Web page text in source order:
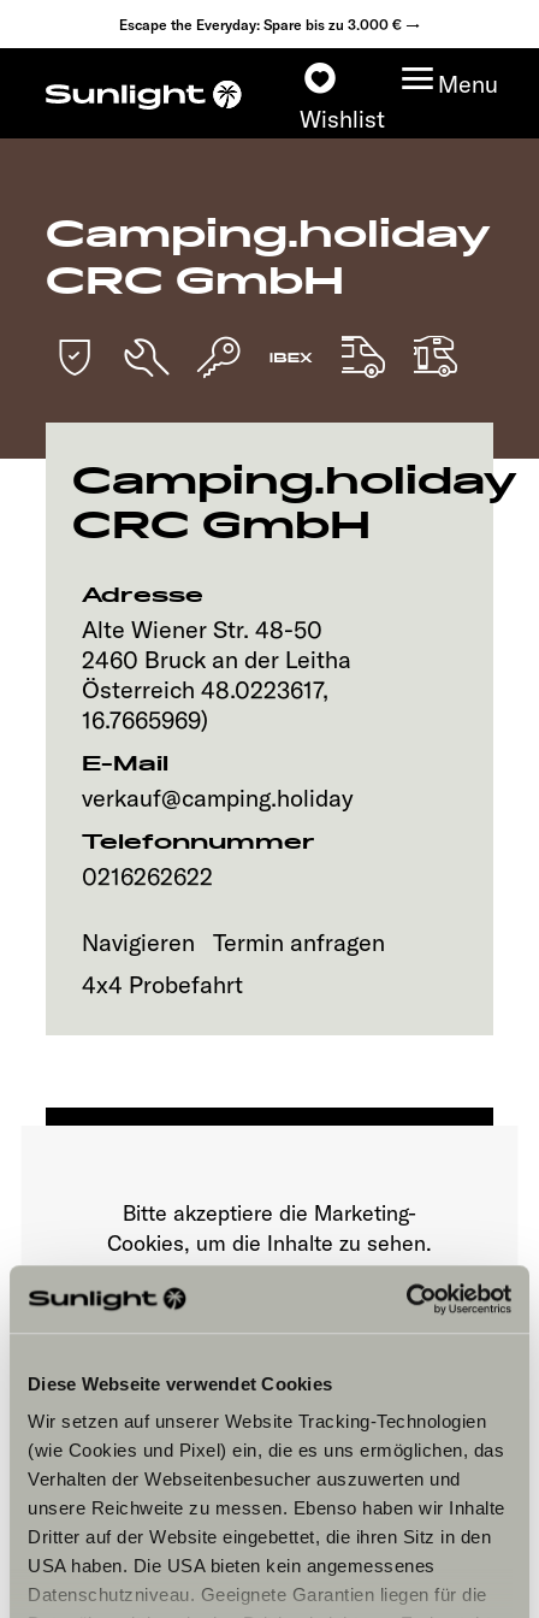
Diese Webseite verwendet Cookies
Wir setzen auf unserer Website Tracking-Technologien
(wie Cookies und Pixel) ein, die es uns ermöglichen, das
Verhalten der Webseitenbesucher auszuwerten und
unsere Reichweite zu messen. Ebenso haben wir Inhalte
Dritter auf der Website eingebettet, die ihren Sitz in den
USA haben. Die USA bieten kein angemessenes
Datenschutzniveau. Geeignete Garantien liegen für die
Escape the Everyday: Spare bis zu 3.000 € →
Wishlist
Menu
Modelle
Fahrzeugfinder
Händlersuche
Service
Camping.holiday
CRC GmbH
Camping.holiday
CRC GmbH
Adresse
Alte Wiener Str. 48-50
2460 Bruck an der Leitha
Österreich 48.0223617,
16.7665969)
E-Mail
verkauf@camping.holiday
Telefonnummer
0216262622
Navigieren
Termin anfragen
4x4 Probefahrt
Öffnungszeiten
FAHRZEUGVERKAUF
Bitte akzeptiere die Marketing-
Cookies, um die Inhalte zu sehen.
Cookie-Einstellungen